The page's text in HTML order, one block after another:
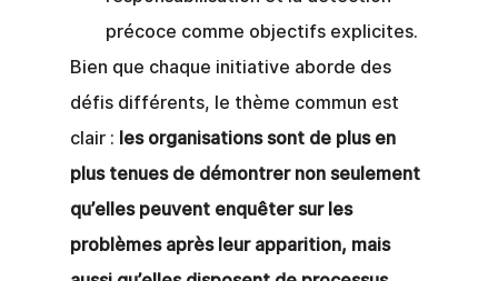
précoce comme objectifs explicites.
Bien que chaque initiative aborde des
défis différents, le thème commun est
clair : les organisations sont de plus en
plus tenues de démontrer non seulement
qu’elles peuvent enquêter sur les
problèmes après leur apparition, mais